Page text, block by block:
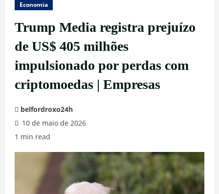
Economia
Trump Media registra prejuízo
de US$ 405 milhões
impulsionado por perdas com
criptomoedas | Empresas
belfordroxo24h
10 de maio de 2026
1 min read